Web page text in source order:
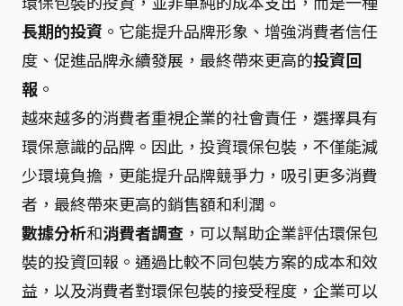
長期的投資 。它能提升品牌形象、增強消費者信任
度、促進品牌永續發展，最終帶來更高的投資回
報 。
越來越多的消費者重視企業的社會責任，選擇具有
環保意識的品牌。因此，投資環保包裝，不僅能減
少環境負擔，更能提升品牌競爭力，吸引更多消費
者，最終帶來更高的銷售額和利潤。
數據分析和消費者調查 ，可以幫助企業評估環保包
裝的投資回報。通過比較不同包裝方案的成本和效
益，以及消費者對環保包裝的接受程度，企業可以